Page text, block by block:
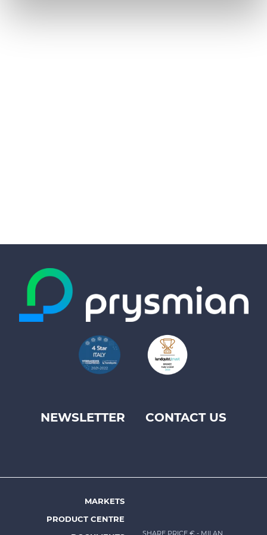
Footer
Prysmian
NEWSLETTER CONTACT US
FooterMARKETS
PRODUCT CENTRE
SHARE PRICE € - MILAN,